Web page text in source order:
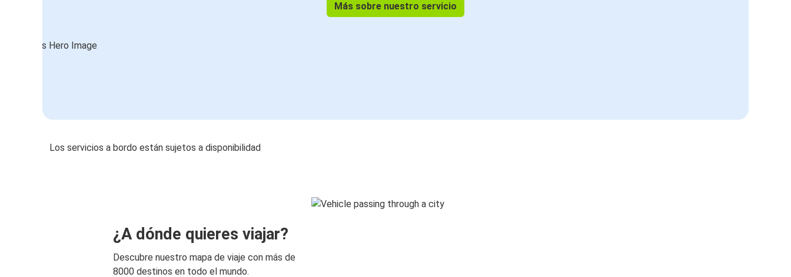
Más sobre nuestro servicio
Los servicios a bordo están sujetos a disponibilidad
¿A dónde quieres viajar?
Descubre nuestro mapa de viaje con más de
8000 destinos en todo el mundo.